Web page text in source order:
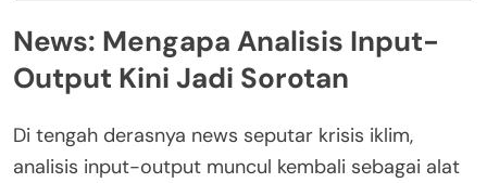
News: Mengapa Analisis Input-
Output Kini Jadi Sorotan
Di tengah derasnya news seputar krisis iklim,
analisis input-output muncul kembali sebagai alat